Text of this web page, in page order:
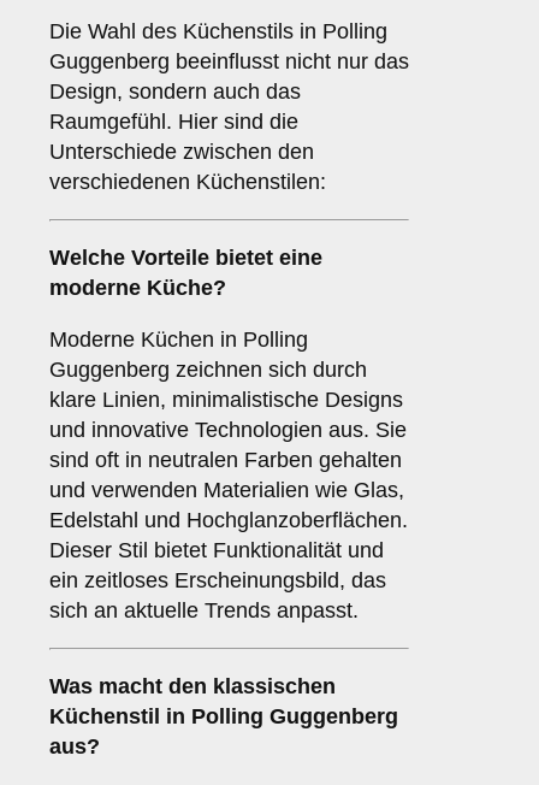
Die Wahl des Küchenstils in Polling
Guggenberg beeinflusst nicht nur das
Design, sondern auch das
Raumgefühl. Hier sind die
Unterschiede zwischen den
verschiedenen Küchenstilen:
Welche Vorteile bietet eine
moderne Küche?
Moderne Küchen in Polling
Guggenberg zeichnen sich durch
klare Linien, minimalistische Designs
und innovative Technologien aus. Sie
sind oft in neutralen Farben gehalten
und verwenden Materialien wie Glas,
Edelstahl und Hochglanzoberflächen.
Dieser Stil bietet Funktionalität und
ein zeitloses Erscheinungsbild, das
sich an aktuelle Trends anpasst.
Was macht den klassischen
Küchenstil in Polling Guggenberg
aus?